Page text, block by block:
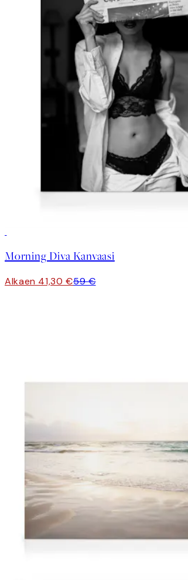
Morning Diva Kanvaasi
Alkaen 41,30 €59 €